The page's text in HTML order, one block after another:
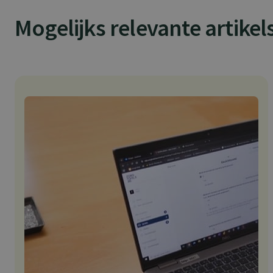
Mogelijks relevante